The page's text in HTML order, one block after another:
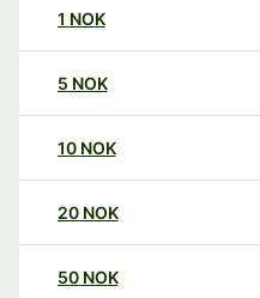
1 NOK
5 NOK
10 NOK
20 NOK
50 NOK